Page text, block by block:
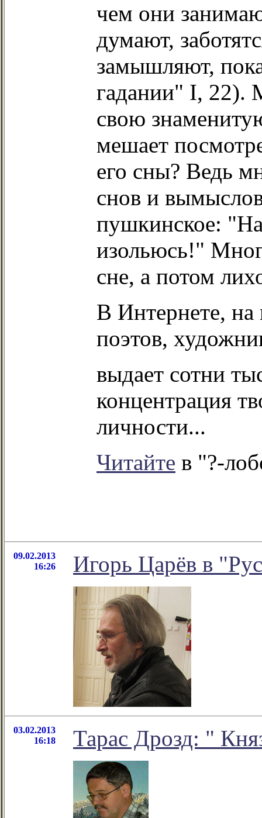
чем они
думают,
замышляют,
гадании" I, 22).
свою
мешает
его сны? Ведь
снов и
пушкинское:
изольюсь!"
сне, а потом
В Интернете,
поэтов,
выдает сотни
концентрация
личности...
Читайте в "?-
09.02.2013
16:26
Игорь Царёв в
03.02.2013
16:18
Тарас Дрозд: "